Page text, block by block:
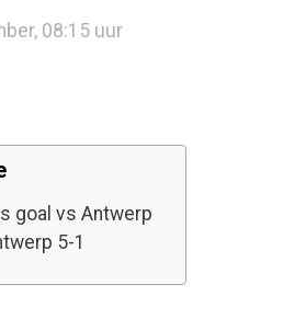
08:15 uur
goal vs Antwerp
5-1